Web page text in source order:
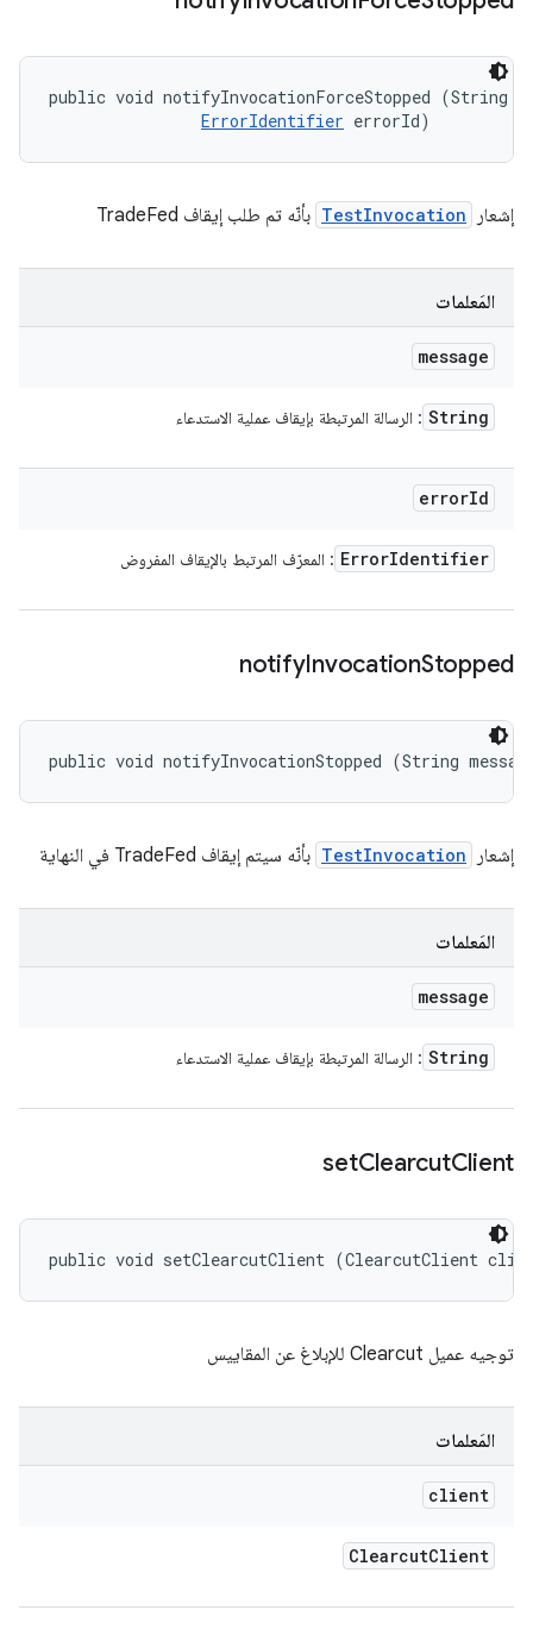
public void notifyInvocationForceStopped (String
ErrorIdentifier errorId)
إشعار TestInvocation بأنّه تم طلب إيقاف TradeFed
المَعلمات
message
String : الرسالة المرتبطة بإيقاف عملية الاستدعاء
errorId
ErrorIdentifier : المعرّف المرتبط بالإيقاف المفروض
notifyInvocationStopped
public void notifyInvocationStopped (String
إشعار TestInvocation بأنّه سيتم إيقاف TradeFed في النهاية
المَعلمات
message
String : الرسالة المرتبطة بإيقاف عملية الاستدعاء
setClearcutClient
public void setClearcutClient (ClearcutClient
توجيه عميل Clearcut للإبلاغ عن المقاييس
المَعلمات
client
ClearcutClient